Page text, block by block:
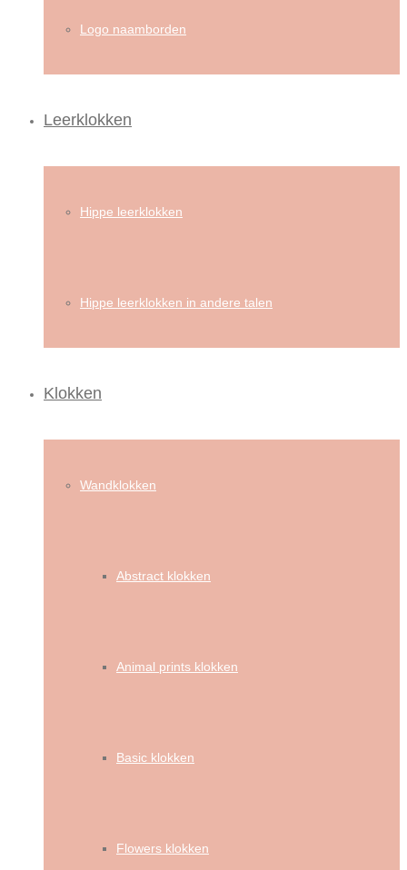
Logo naamborden
Leerklokken
Hippe leerklokken
Hippe leerklokken in andere talen
Klokken
Wandklokken
Abstract klokken
Animal prints klokken
Basic klokken
Flowers klokken